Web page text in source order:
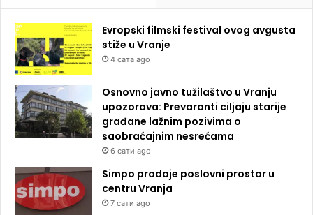
Evropski filmski festival ovog avgusta
stiže u Vranje
4 сата ago
Osnovno javno tužilaštvo u Vranju
upozorava: Prevaranti ciljaju starije
građane lažnim pozivima o
saobraćajnim nesrećama
6 сати ago
Simpo prodaje poslovni prostor u
centru Vranja
7 сати ago